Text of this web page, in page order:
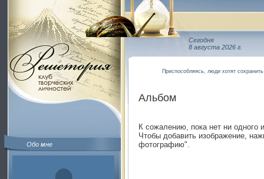
Обо мне
Сегодня
8 августа 2026 г.
Приспособляясь, люди хотят
Альбом
К сожалению, пока нет ни одного
Чтобы добавить изображение,
фотографию".